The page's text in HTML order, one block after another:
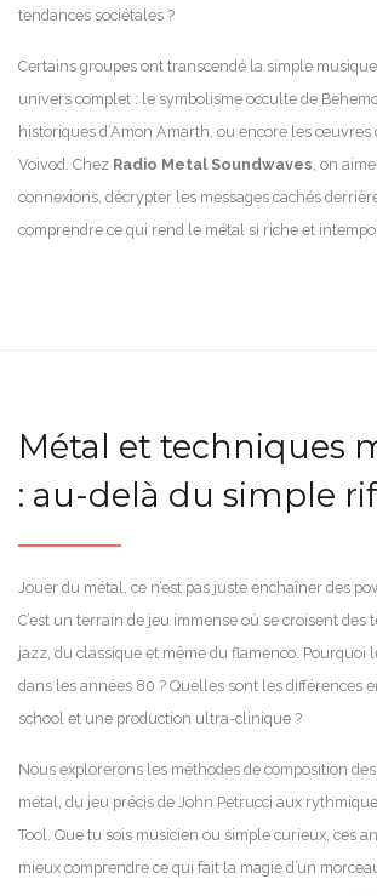
tendances sociétales ?
Certains groupes ont transcendé la simple
univers complet : le symbolisme occulte de
historiques d’Amon Amarth, ou encore les œuvres
Voivod. Chez Radio Metal Soundwaves , on
connexions, décrypter les messages cachés
comprendre ce qui rend le métal si riche et
Métal et techniques
: au-delà du simple
Jouer du métal, ce n’est pas juste enchaîner des
C’est un terrain de jeu immense où se croisent des
jazz, du classique et même du flamenco. Pourquoi
dans les années 80 ? Quelles sont les différences
school et une production ultra-clinique ?
Nous explorerons les méthodes de composition
métal, du jeu précis de John Petrucci aux
Tool. Que tu sois musicien ou simple curieux, ces
mieux comprendre ce qui fait la magie d’un